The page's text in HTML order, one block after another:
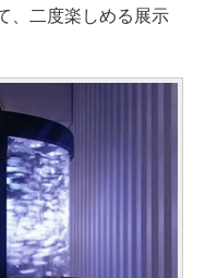
、二度楽しめる展示